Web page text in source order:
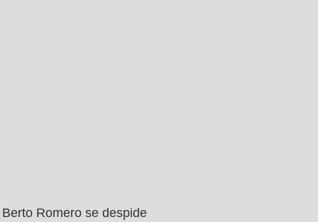
Berto Romero se despide